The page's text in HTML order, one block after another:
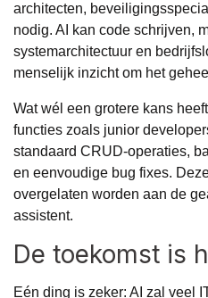
architecten,
nodig. AI kan code schrijven,
systemarchitectuur en
menselijk inzicht om het
Wat wél een grotere kans
functies zoals junior
standaard CRUD-operaties,
en eenvoudige bug fixes.
overgelaten worden aan de
assistent.
De toekomst is
Eén ding is zeker: AI zal veel